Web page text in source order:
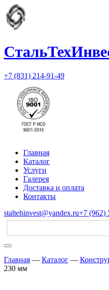
+7 (831) 214-91-49
Главная
Каталог
Услуги
Галерея
Доставка и оплата
Контакты
staltehinvest@yandex.ru+7 (962)
Главная — Каталог —
230 мм